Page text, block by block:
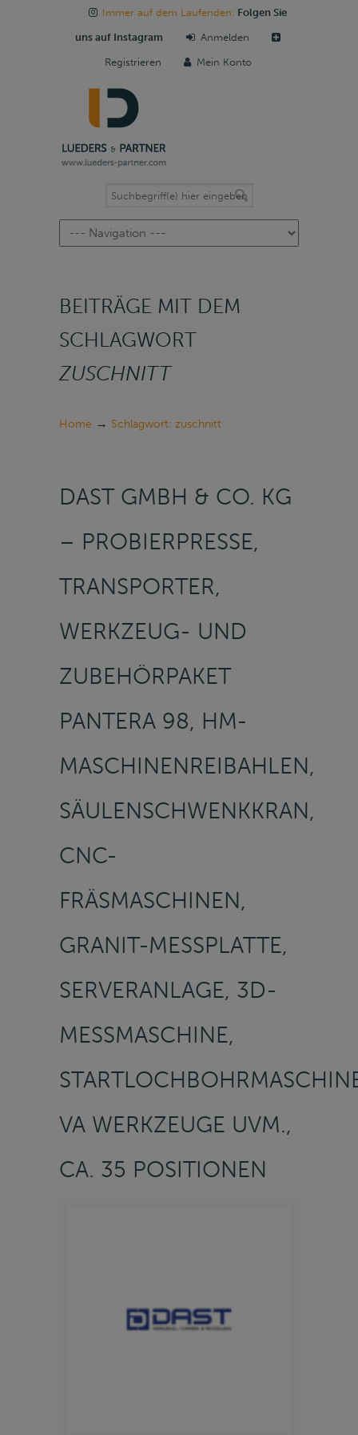
Immer auf dem Laufenden: Folgen Sie
uns auf Instagram Anmelden
Registrieren Mein Konto
Navigation
BEITRÄGE MIT DEM
SCHLAGWORT
ZUSCHNITT
Home → Schlagwort: zuschnitt
DAST GMBH & CO. KG
– PROBIERPRESSE,
TRANSPORTER,
WERKZEUG- UND
ZUBEHÖRPAKET
PANTERA 98, HM-
MASCHINENREIBAHLEN,
SÄULENSCHWENKKRAN,
CNC-
FRÄSMASCHINEN,
GRANIT-MESSPLATTE,
SERVERANLAGE, 3D-
MESSMASCHINE,
VA WERKZEUGE UVM.,
CA. 35 POSITIONEN